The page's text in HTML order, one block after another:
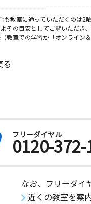
教室に通っていただくのは2曜
その目安としてご覧いただき
教室での学習か「オンライン
る
フリーダイヤル
0120-
なお、フリーダイ
近くの教室を案